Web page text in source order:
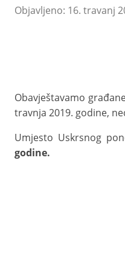
Objavljeno: 16. travanj
Obavještavamo
travnja 2019. godine,
Umjesto Uskrsnog
godine.